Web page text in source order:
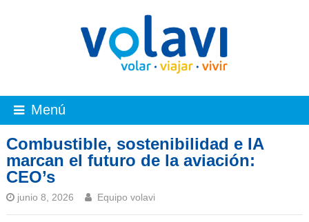
Menú
Combustible, sostenibilidad e IA
marcan el futuro de la aviación:
CEO’s
junio 8, 2026 Equipo volavi